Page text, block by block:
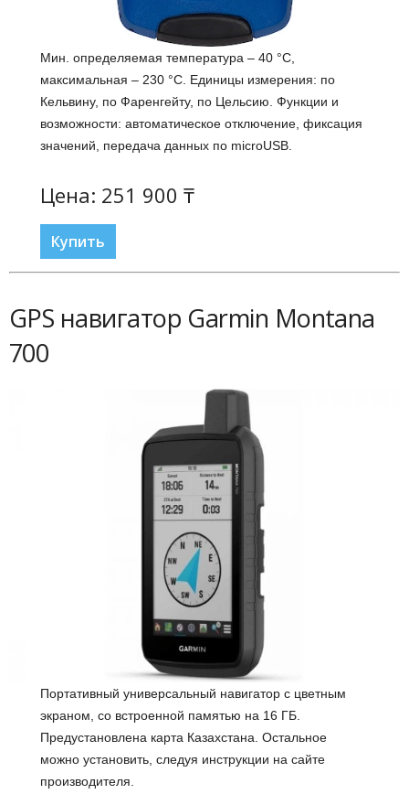
Мин. определяемая температура – 40 °С,
максимальная – 230 °С. Единицы измерения: по
Кельвину, по Фаренгейту, по Цельсию. Функции и
возможности: автоматическое отключение, фиксация
значений, передача данных по microUSB.
Цена: 251 900 ₸
Купить
GPS навигатор Garmin Montana
700
Портативный универсальный навигатор с цветным
экраном, со встроенной памятью на 16 ГБ.
Предустановлена карта Казахстана. Остальное
можно установить, следуя инструкции на сайте
производителя.